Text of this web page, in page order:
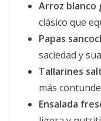
Arroz blanco
clásico que
Papas
saciedad y
Tallarines
más
Ensalada